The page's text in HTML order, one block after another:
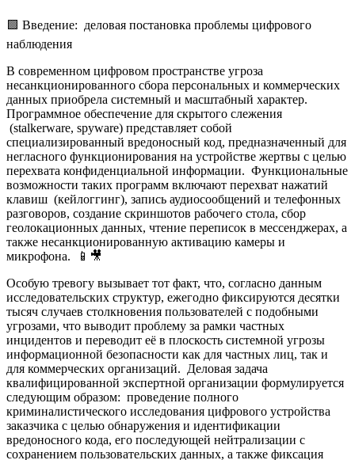
🟩 Введение: деловая постановка проблемы цифрового
наблюдения
В современном цифровом пространстве угроза
несанкционированного сбора персональных и коммерческих
данных приобрела системный и масштабный характер.
Программное обеспечение для скрытого слежения
(stalkerware, spyware) представляет собой
специализированный вредоносный код, предназначенный для
негласного функционирования на устройстве жертвы с целью
перехвата конфиденциальной информации. Функциональные
возможности таких программ включают перехват нажатий
клавиш (кейлоггинг), запись аудиосообщений и телефонных
разговоров, создание скриншотов рабочего стола, сбор
геолокационных данных, чтение переписок в мессенджерах, а
также несанкционированную активацию камеры и
микрофона. 📱🎥
Особую тревогу вызывает тот факт, что, согласно данным
исследовательских структур, ежегодно фиксируются десятки
тысяч случаев столкновения пользователей с подобными
угрозами, что выводит проблему за рамки частных
инцидентов и переводит её в плоскость системной угрозы
информационной безопасности как для частных лиц, так и
для коммерческих организаций. Деловая задача
квалифицированной экспертной организации формулируется
следующим образом: проведение полного
криминалистического исследования цифрового устройства
заказчика с целью обнаружения и идентификации
вредоносного кода, его последующей нейтрализации с
сохранением пользовательских данных, а также фиксация